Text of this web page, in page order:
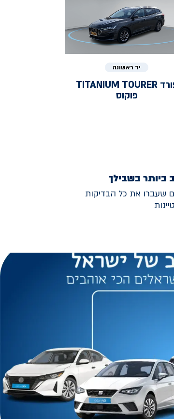
יד ראשונה
TITANIUM TOURER
פוקוס
ביותר בשבילך
שעברו את כל הבדיקות